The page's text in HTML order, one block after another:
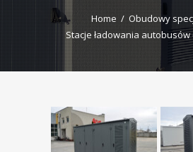
Home
Obudowy
Stacje ładowania